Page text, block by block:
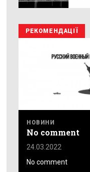
РЕКОМЕНДАЦІЇ
НОВИНИ
No comment
24.03.2022
No comment